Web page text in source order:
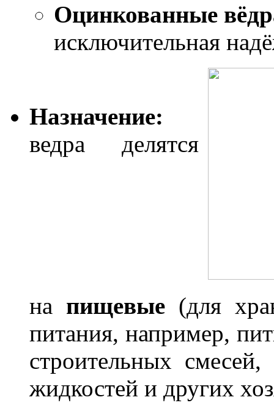
Оцинкованные
исключительная
Назначение:
ведра
делятся
на пищевые (для
питания, например,
строительных
жидкостей и других